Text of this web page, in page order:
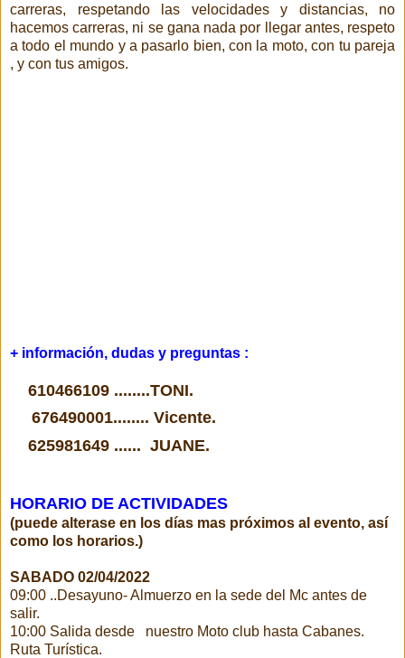
carreras, respetando las velocidades y distancias, no
hacemos carreras, ni se gana nada por llegar antes, respeto
a todo el mundo y a pasarlo bien, con la moto, con tu pareja
, y con tus amigos.
+ información, dudas y preguntas :
610466109 ........TONI.
676490001........ Vicente.
625981649 ...... JUANE.
HORARIO DE ACTIVIDADES
(puede alterase en los días mas próximos al evento, así
como los horarios.)
SABADO 02/04/2022
09:00 ..Desayuno- Almuerzo en la sede del Mc antes de
salir.
10:00 Salida desde nuestro Moto club hasta Cabanes.
Ruta Turística.